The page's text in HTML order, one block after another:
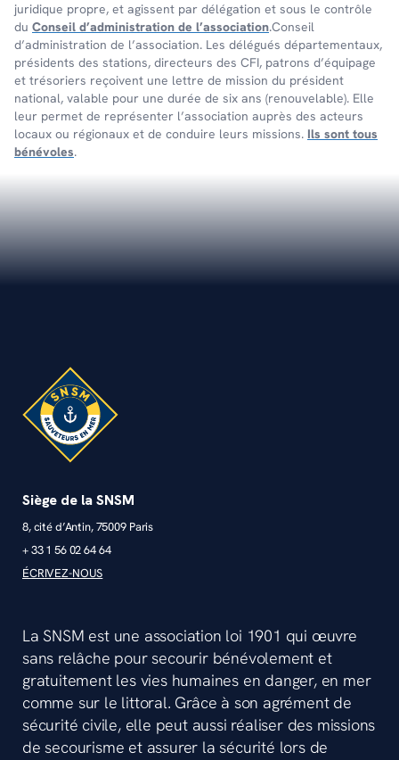
juridique propre, et agissent par délégation et sous le contrôle
du Conseil d’administration de l’association.Conseil
d’administration de l’association. Les délégués départementaux,
présidents des stations, directeurs des CFI, patrons d’équipage
et trésoriers reçoivent une lettre de mission du président
national, valable pour une durée de six ans (renouvelable). Elle
leur permet de représenter l’association auprès des acteurs
locaux ou régionaux et de conduire leurs missions. Ils sont tous
bénévoles.
Siège de la SNSM
8, cité d’Antin, 75009 Paris
+ 33 1 56 02 64 64
ÉCRIVEZ-NOUS
La SNSM est une association loi 1901 qui œuvre
sans relâche pour secourir bénévolement et
gratuitement les vies humaines en danger, en mer
comme sur le littoral. Grâce à son agrément de
sécurité civile, elle peut aussi réaliser des missions
de secourisme et assurer la sécurité lors de